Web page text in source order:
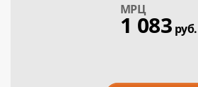
МPЦ
1 083 руб.